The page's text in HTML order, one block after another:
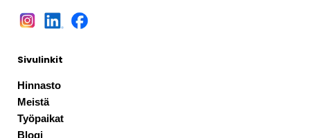
Sivulinkit
Hinnasto
Meistä
Työpaikat
Blogi